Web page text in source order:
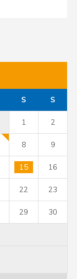
S S
1 2
8 9
15 16
22 23
29 30